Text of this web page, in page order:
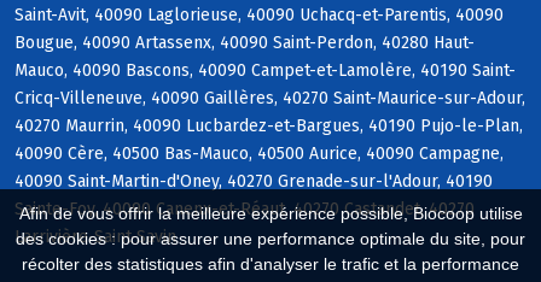
Afin de vous offrir la meilleure expérience possible, Biocoop utilise
des cookies : pour assurer une performance optimale du site, pour
récolter des statistiques afin d'analyser le trafic et la performance
Saint-Avit, 40090 Laglorieuse, 40090 Uchacq-et-Parentis, 40090
Bougue, 40090 Artassenx, 40090 Saint-Perdon, 40280 Haut-
Mauco, 40090 Bascons, 40090 Campet-et-Lamolère, 40190 Saint-
Cricq-Villeneuve, 40090 Gaillères, 40270 Saint-Maurice-sur-Adour,
40270 Maurrin, 40090 Lucbardez-et-Bargues, 40190 Pujo-le-Plan,
40090 Cère, 40500 Bas-Mauco, 40500 Aurice, 40090 Campagne,
40090 Saint-Martin-d'Oney, 40270 Grenade-sur-l'Adour, 40190
Sainte-Foy, 40090 Canenx-et-Réaut, 40270 Castandet, 40270
Larrivière-Saint-Savin